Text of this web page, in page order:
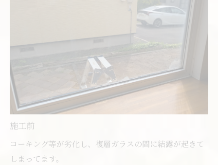
施工前
コーキング等が劣化し、複層ガラスの間に結露が起きて
しまってます。